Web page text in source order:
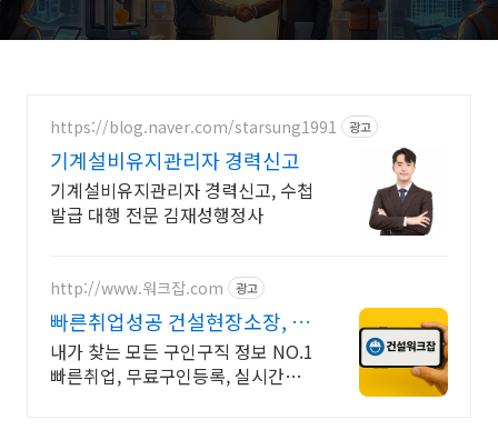
https://blog.naver.com/starsung1991 광고
기계설비유지관리자 경력신고
기계설비유지관리자 경력신고, 수첩
발급 대행 전문 김재성행정사
http://www.워크잡.com 광고
빠른취업성공 건설현장소장, 경
비원, 건축인부, 노가다
내가 찾는 모든 구인구직 정보 NO.1
빠른취업, 무료구인등록, 실시간채